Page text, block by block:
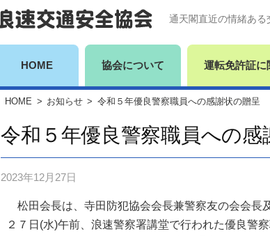
通天閣直近の情緒ある
HOME 協会について 運転免許証に
HOME > お知らせ > 令和５年優良警察職員への感謝状の贈呈
令和５年優良警察職員への感
2023年12月27日
松田会長は、寺田防犯協会会長兼警察友の会会長
２７日(水)午前、浪速警察署講堂で行われた優良警